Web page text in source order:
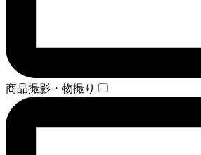
商品撮影・物撮り